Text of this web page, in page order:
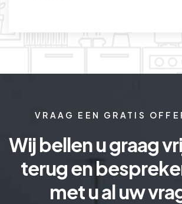
VRAAG EEN GRATIS
Wij bellen u graag
terug en
met u al uw